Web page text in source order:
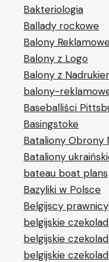
Bakteriologia
Ballady rockowe
Balony
Balony z Logo
Balony z
balony-
Baseballiści
Basingstoke
Bataliony Obrony
Bataliony
bateau boat plans
Bazyliki w Polsce
Belgijscy prawnicy
belgijskie
belgijskie
belgijskie